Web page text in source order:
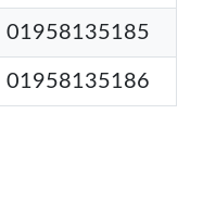
01958135185
01958135186